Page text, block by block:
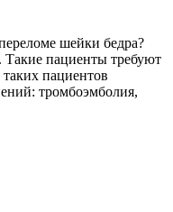
шейки бедра?
пациенты требуют
пациентов
тромбоэмболия,